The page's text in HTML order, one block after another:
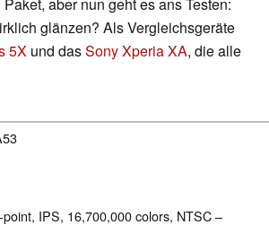
glänzen? Als Vergleichsgeräte
5X und dasSony Xperia XA, die alle
IPS, 16,700,000 colors, NTSC –